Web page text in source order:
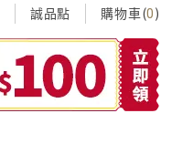
誠品點 購物車(0)